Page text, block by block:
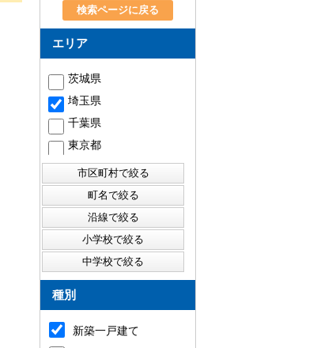
検索ページに戻る
エリア
茨城県
埼玉県
千葉県
東京都
種別
新築一戸建て